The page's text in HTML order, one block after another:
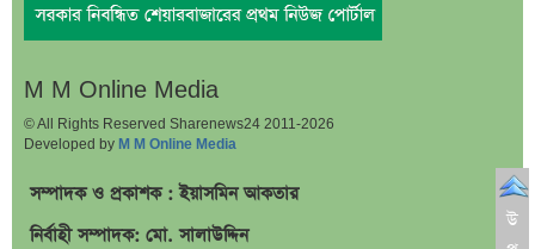
M M Online Media
© All Rights Reserved Sharenews24 2011-2026
Developed by M M Online Media
সম্পাদক ও প্রকাশক : ইয়াসমিন আকতার
নির্বাহী সম্পাদক: মো. সালাউদ্দিন
উ